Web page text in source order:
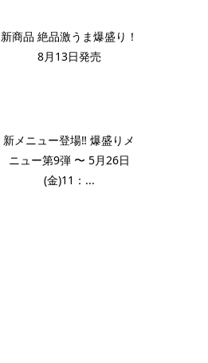
新商品 絶品激うま爆盛り！
8月13日発売
新メニュー登場‼️ 爆盛りメ
ニュー第9弾 〜 5月26日
(金)11：...